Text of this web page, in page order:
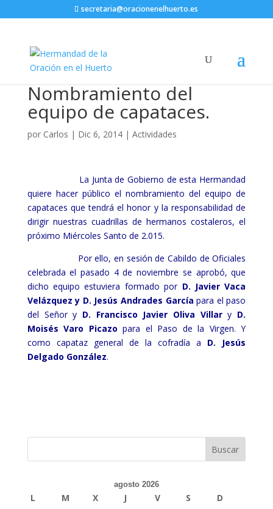
secretaria@oracionenelhuerto.es
Nombramiento del
equipo de capataces.
por Carlos | Dic 6, 2014| Actividades
La Junta de Gobierno de esta Hermandad
quiere hacer público el nombramiento del equipo de
capataces que tendrá el honor y la responsabilidad de
dirigir nuestras cuadrillas de hermanos costaleros, el
próximo Miércoles Santo de 2.015.
Por ello, en sesión de Cabildo de Oficiales
celebrada el pasado 4 de noviembre se aprobó, que
dicho equipo estuviera formado por D. Javier Vaca
Velázquez y D. Jesús Andrades García para el paso
del Señor y D. Francisco Javier Oliva Villary D.
Moisés Varo Picazopara el Paso de la Virgen. Y
como capataz general de la cofradía a D. Jesús
Delgado González.
agosto 2026
L M X J V S
D